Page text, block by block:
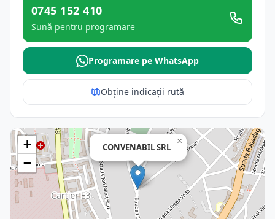
0745 152 410
Sună pentru programare
Programare pe WhatsApp
Obține indicații rută
CONVENABIL SRL
×
+
−